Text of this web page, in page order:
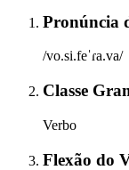
Pronúncia
/vo.si.feˈɾa.va/
Classe
Verbo
Flexão do